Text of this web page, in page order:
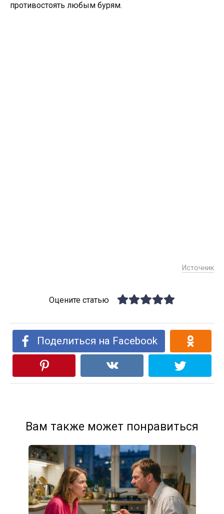
противостоять любым бурям.
Источник
Оцените статью
Поделиться на Facebook
Вам также может понравиться